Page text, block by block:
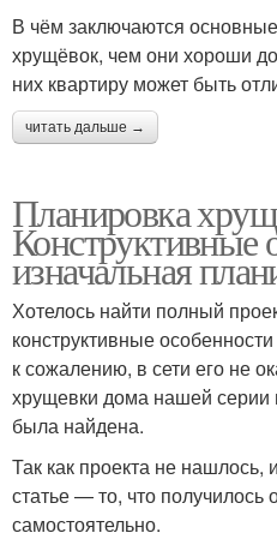
В чём заключаются
хрущёвок, чем они хороши
них квартиру может быть
читать дальше →
Планировка
Конструктивные
изначальная
Хотелось найти полный
конструктивные
к сожалению, в сети его не
хрущевки дома нашей серии
была найдена.
Так как проекта не
статье — то, что получилось
самостоятельно.